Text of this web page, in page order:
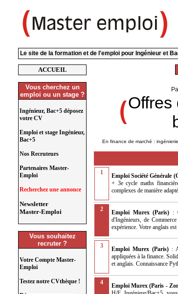
Le site de la formation et de l'emploi pour Ingénieur et
ACCUEIL
Vous cherchez un
emploi ou un stage ?
Ingénieur, Bac+5 déposez
votre CV
Emploi et stage Ingénieur,
Bac+5
Nos Recruteurs
Partenaires Master-
Emploi
Recherchez une annonce
Newsletter
Master-Emploi
Vous souhaitez
recruter ?
Votre Compte Master-
Emploi
Testez notre CVthèque !
Offres
En finance de marché :
1 Emploi Société Générale
+ 3e cycle maths
complexes de manière
2 Emploi Murex (Paris) :
d'Ingénieurs, de
expérience. Votre anglais
3 Emploi Murex (Paris) :
appliquées à la finance.
et anglais. Connaissance
4 Emploi Murex (Paris -